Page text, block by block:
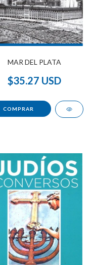
MAR DEL PLATA
$35.27 USD